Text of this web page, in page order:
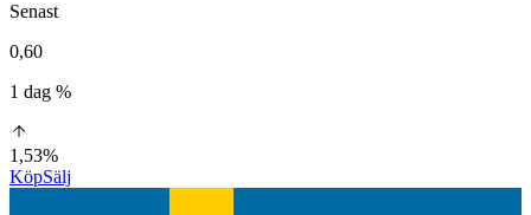
Senast
0,60
1 dag %
1,53%
KöpSälj